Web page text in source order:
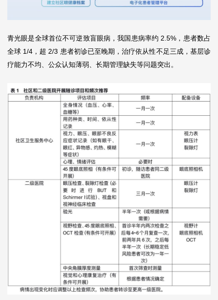
青光眼是全球首位不可逆致盲眼病，我国患病率约 2.5%，患者数占
全球 1/4，超 2/3 患者初诊已至晚期，治疗依从性不足三成，基层诊
疗能力不均、公众认知薄弱、长期管理缺失等问题突出。